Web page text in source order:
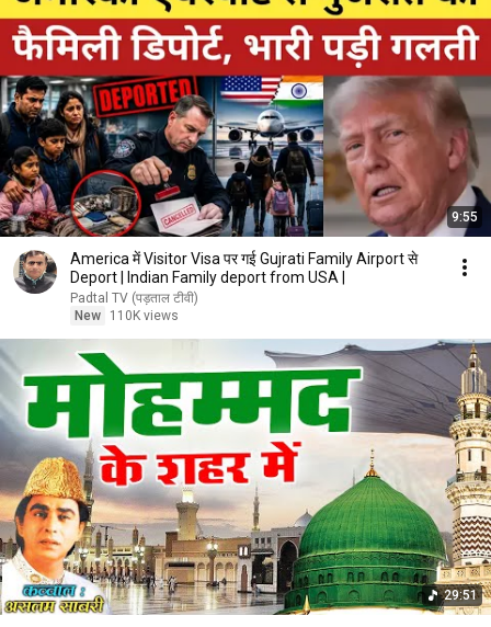
9:55
America में Visitor Visa पर गई Gujrati Family Airport से
Deport | Indian Family deport from USA |
Padtal TV (पड़ताल टीवी)
New
110K views
29:51